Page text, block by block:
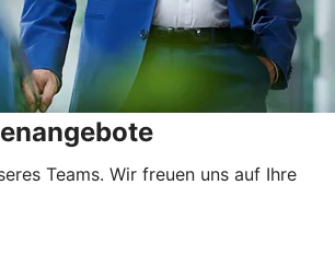
Teams. Wir freuen uns auf Ihre